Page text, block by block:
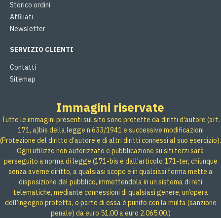
Storico ordini
Affiliati
Newsletter
SERVIZIO CLIENTI
Contatti
Sitemap
Immagini riservate
Tutte le immagini presenti sul sito sono protette da diritti d'autore (art.
171, a)bis della legge n.633/1941 e successive modificazioni
(Protezione del diritto d’autore e di altri diritti connessi al suo esercizio).
Ogni utilizzo non autorizzato e pubblicazione su siti terzi sarà
perseguito a norma di legge (171-bis e dall'articolo 171-ter, chiunque
senza averne diritto, a qualsiasi scopo e in qualsiasi forma mette a
disposizione del pubblico, immettendola in un sistema di reti
telematiche, mediante connessioni di qualsiasi genere, un’opera
dell’ingegno protetta, o parte di essa è punito con la multa (sanzione
penale) da euro 51,00 a euro 2.065,00.)